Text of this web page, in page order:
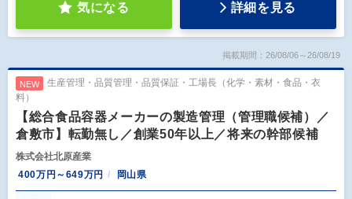
気になる 詳細を見る
掲載期間：26/08/06～26/08/19
NEW
生産管理・品質管理・品質保証・工場長（化学・素材・食品・衣
料）
【総合食品容器メーカーの製造管理（管理職候補）／
倉敷市】転勤無し／創業50年以上／将来の幹部候補
株式会社北原産業
400万円～649万円
岡山県